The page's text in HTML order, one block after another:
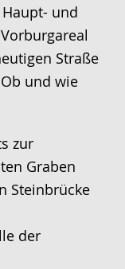
und
Straße
und wie
zur
Graben
Steinbrücke
der